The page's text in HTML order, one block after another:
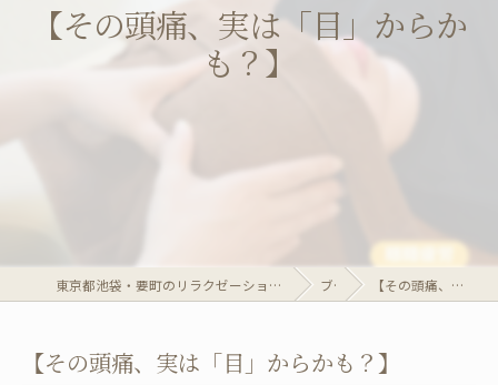
​【その頭痛、実は「目」からか
も？】
東京都池袋・要町のリラクゼーションならリラクゼーションマッサージサロンSheep ブログ ​【その頭痛、実は「目」からかも？】
​【その頭痛、実は「目」からかも？】